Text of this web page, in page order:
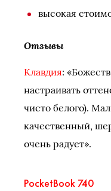
высокая
Отзывы
Клавдия:
настраивать
чисто белого).
качественный,
очень радует».
PocketBook 740